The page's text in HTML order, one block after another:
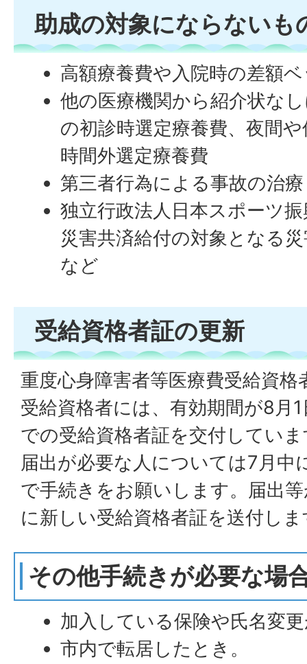
助成の対象にならないも
高額療養費や入院時の差額
他の医療機関から紹介状な
の初診時選定療養費、夜間
時間外選定療養費
第三者行為による事故の治
独立行政法人日本スポーツ
災害共済給付の対象となる
など
受給資格者証の更新
重度心身障害者等医療費受給資格
受給資格者には、有効期間が8月
での受給資格者証を交付してい
届出が必要な人については7月中
で手続きをお願いします。届出
に新しい受給資格者証を送付し
その他手続きが必要な場
加入している保険や氏名変
市内で転居したとき。